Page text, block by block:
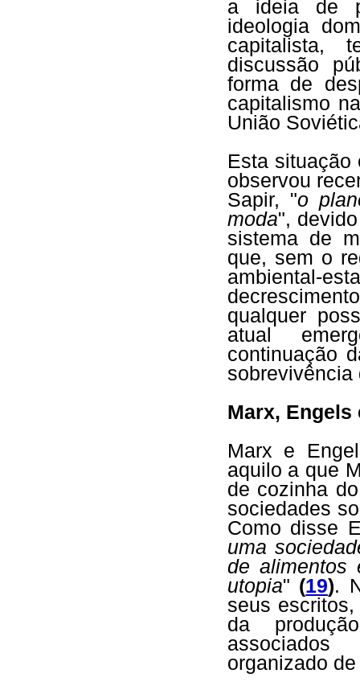
a ideia de
ideologia
capitalista,
discussão
forma de
capitalismo
União
Esta situação
observou
Sapir, "o
moda",
sistema de
que, sem o
ambiental-
qualquer
atual
continuação
sobrevivência
Marx, Engels
Marx e
aquilo a que
de cozinha
sociedades
Como disse
uma
de alimentos
utopia" (19).
seus
da
organizado